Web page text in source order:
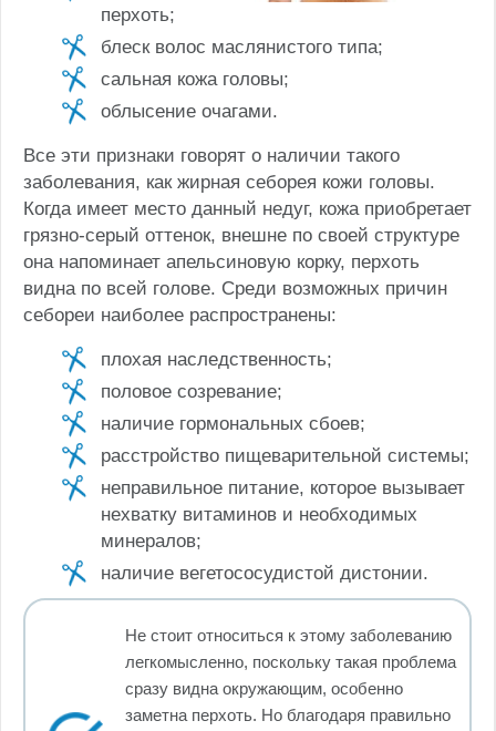
перхоть;
блеск волос маслянистого типа;
сальная кожа головы;
облысение очагами.
Все эти признаки говорят о наличии такого
заболевания, как жирная себорея кожи головы.
Когда имеет место данный недуг, кожа приобретает
грязно-серый оттенок, внешне по своей структуре
она напоминает апельсиновую корку, перхоть
видна по всей голове. Среди возможных причин
себореи наиболее распространены:
плохая наследственность;
половое созревание;
наличие гормональных сбоев;
расстройство пищеварительной системы;
неправильное питание, которое вызывает
нехватку витаминов и необходимых
минералов;
наличие вегетососудистой дистонии.
Не стоит относиться к этому заболеванию
легкомысленно, поскольку такая проблема
сразу видна окружающим, особенно
заметна перхоть. Но благодаря правильно